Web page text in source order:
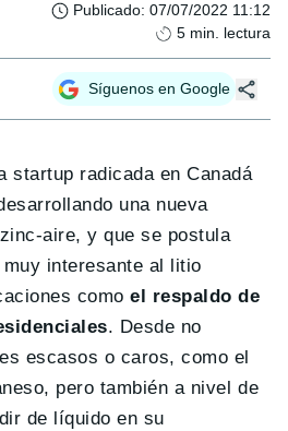
Publicado: 07/07/2022 11:12
5 min. lectura
Síguenos en Google
startup radicada en Canadá
una nueva
aire, y que se postula
interesante al litio
comoel respaldo de
. Desde no
escasos o caros, como el
pero también a nivel de
de líquido en su